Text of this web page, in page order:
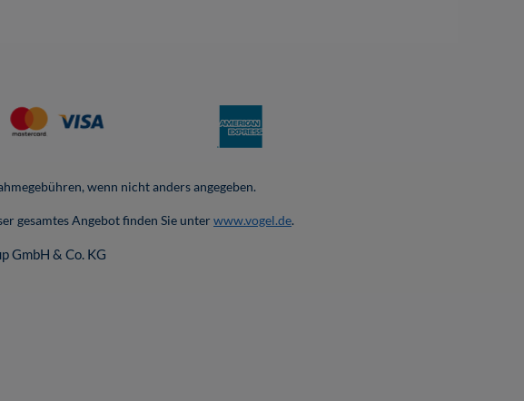
wenn nicht anders angegeben.
gesamtes Angebot finden Sie unterwww.vogel.de.
GmbH & Co. KG